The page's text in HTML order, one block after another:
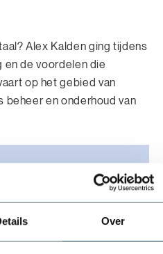
Over
Alex Kalden ging tijdens
en de voordelen die
op het gebied van
beheer en onderhoud van